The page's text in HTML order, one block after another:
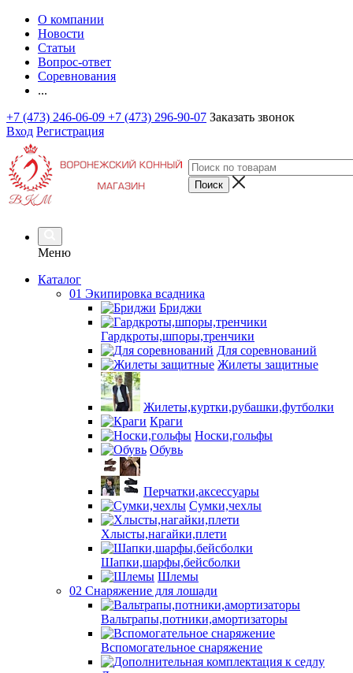
О компании
Новости
Статьи
Вопрос-ответ
Соревнования
...
+7 (473) 246-06-09 +7 (473) 296-90-07 Заказать звонок
Вход Регистрация
Меню
Каталог
01 Экипировка всадника
Бриджи
Гардкроты,шпоры,тренчики
Для соревнований
Жилеты защитные
Жилеты,куртки,рубашки,футболки
Краги
Носки,гольфы
Обувь
Перчатки,аксессуары
Сумки,чехлы
Хлысты,нагайки,плети
Шапки,шарфы,бейсболки
Шлемы
02 Снаряжение для лошади
Вальтрапы,потники,амортизаторы
Вспомогательное снаряжение